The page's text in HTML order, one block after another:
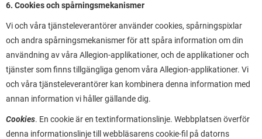
6. Cookies och spårningsmekanismer
Vi och våra tjänsteleverantörer använder cookies, spårningspixlar
och andra spårningsmekanismer för att spåra information om din
användning av våra Allegion-applikationer, och de applikationer och
tjänster som finns tillgängliga genom våra Allegion-applikationer. Vi
och våra tjänsteleverantörer kan kombinera denna information med
annan information vi håller gällande dig.
Cookies. En cookie är en textinformationslinje. Webbplatsen överför
denna informationslinje till webbläsarens cookie-fil på datorns